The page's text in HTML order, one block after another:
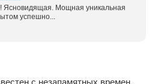
Ясновидящая. Мощная уникальная
успешно...
с незапамятных времен.